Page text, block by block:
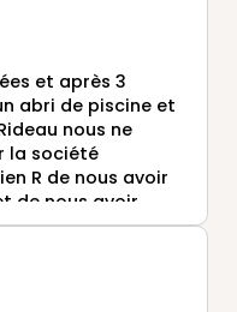
et après 3
abri de piscine et
nous ne
la société
R de nous avoir
de nous avoir
vraiment un lieu
en famille et
des 50 ans
moment passé